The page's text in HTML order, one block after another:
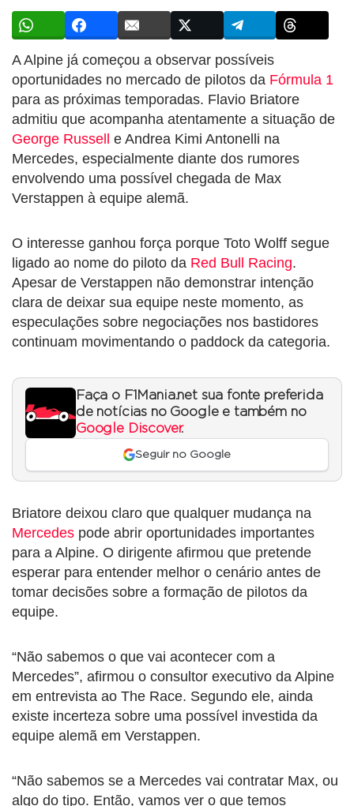
A Alpine já começou a observar possíveis
oportunidades no mercado de pilotos da Fórmula 1
para as próximas temporadas. Flavio Briatore
admitiu que acompanha atentamente a situação de
George Russell e Andrea Kimi Antonelli na
Mercedes, especialmente diante dos rumores
envolvendo uma possível chegada de Max
Verstappen à equipe alemã.
O interesse ganhou força porque Toto Wolff segue
ligado ao nome do piloto da Red Bull Racing.
Apesar de Verstappen não demonstrar intenção
clara de deixar sua equipe neste momento, as
especulações sobre negociações nos bastidores
continuam movimentando o paddock da categoria.
Faça o F1Mania.net sua fonte preferida
de notícias no Google e também no
Google Discover.
Seguir no Google
Briatore deixou claro que qualquer mudança na
Mercedes pode abrir oportunidades importantes
para a Alpine. O dirigente afirmou que pretende
esperar para entender melhor o cenário antes de
tomar decisões sobre a formação de pilotos da
equipe.
“Não sabemos o que vai acontecer com a
Mercedes”, afirmou o consultor executivo da Alpine
em entrevista ao The Race. Segundo ele, ainda
existe incerteza sobre uma possível investida da
equipe alemã em Verstappen.
“Não sabemos se a Mercedes vai contratar Max, ou
algo do tipo. Então, vamos ver o que temos